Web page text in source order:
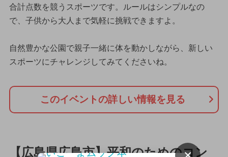
合計点数を競うスポーツです。ルールはシンプルなの
で、子供から大人まで気軽に挑戦できますよ。
自然豊かな公園で親子一緒に体を動かしながら、新しい
スポーツにチャレンジしてみてくださいね。
このイベントの詳しい情報を見る
【広島県広島市】平和のためのコン